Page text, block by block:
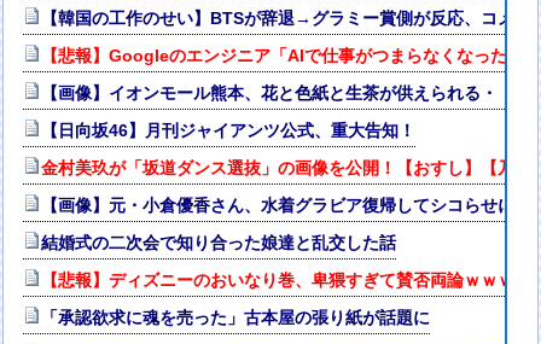
【韓国の工作のせい】BTSが辞退→グラミー賞側が反応、コメ
【悲報】Googleのエンジニア「AIで仕事がつまらなくなった」
【画像】イオンモール熊本、花と色紙と生茶が供えられる・・・
【日向坂46】月刊ジャイアンツ公式、重大告知！
金村美玖が「坂道ダンス選抜」の画像を公開！【おすし】【乃木
【画像】元・小倉優香さん、水着グラビア復帰してシコらせにく
結婚式の二次会で知り合った娘達と乱交した話
【悲報】ディズニーのおいなり巻、卑猥すぎて賛否両論ｗｗｗｗ
「承認欲求に魂を売った」古本屋の張り紙が話題に